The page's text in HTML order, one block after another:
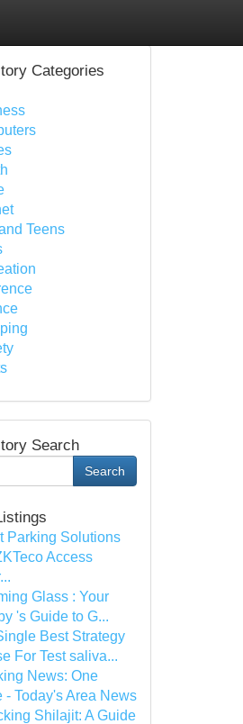
Categories
Teens
Search
Search
Parking Solutions
Access
Glass : Your
's Guide to G...
Best Strategy
For Test saliva...
News: One
- Today's Area News
Shilajit: A Guide